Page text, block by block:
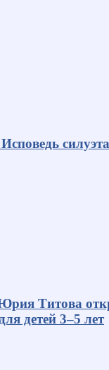
силуэта
Титова
детей 3–5 лет